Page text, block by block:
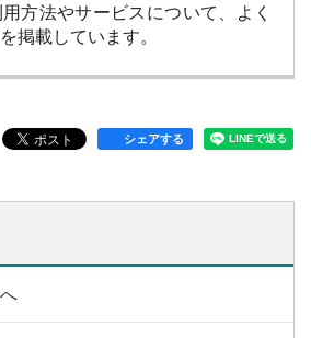
方法やサービスについて、よく
掲載しています。
シェアする